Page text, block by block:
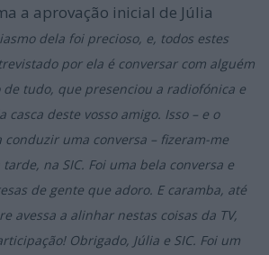
a aprovação inicial de Júlia
dela foi precioso, e, todos estes
por ela é conversar com alguém
tudo, que presenciou a radiofónica e
casca deste vosso amigo. Isso – e o
conduzir uma conversa – fizeram-me
na SIC. Foi uma bela conversa e
de gente que adoro. E caramba, até
avessa a alinhar nestas coisas da TV,
Obrigado, Júlia e SIC. Foi um